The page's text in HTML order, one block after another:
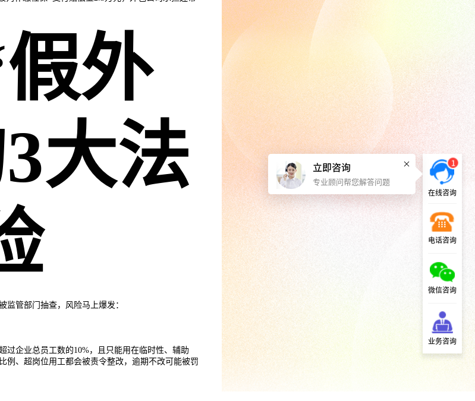
外
大法
监管部门抽查，风险马上爆发：
过企业总员工数的10%，且只能用在临时性、辅助
例、超岗位用工都会被责令整改，逾期不改可能被罚
1
在线咨询
电话咨询
微信咨询
业务咨询
立即咨询
专业顾问帮您解答问题